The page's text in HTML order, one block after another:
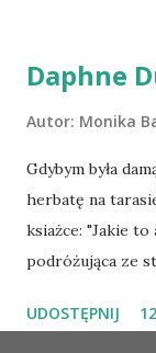
Daphne
Autor: Monika
Gdybym była
herbatę na
ksiażce: "Jakie to
podróżująca ze
de Wintera,
UDOSTĘPNIJ